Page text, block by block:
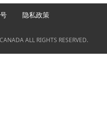
隐私政策
ALL RIGHTS RESERVED.